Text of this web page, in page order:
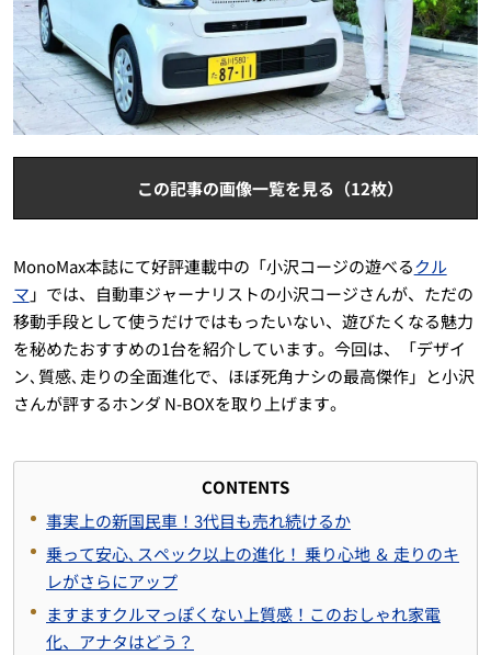
この記事の画像一覧を見る（12枚）
MonoMax本誌にて好評連載中の「小沢コージの遊べるクル
マ 」では、自動車ジャーナリストの小沢コージさんが、ただの
移動手段として使うだけではもったいない、遊びたくなる魅力
を秘めたおすすめの1台を紹介しています。今回は、「デザイ
ン､質感､走りの全面進化で、ほぼ死角ナシの最高傑作」と小沢
さんが評するホンダ N-BOXを取り上げます。
CONTENTS
事実上の新国民車！3代目も売れ続けるか
乗って安心､スペック以上の進化！ 乗り心地 ＆ 走りのキ
レがさらにアップ
ますますクルマっぽくない上質感！このおしゃれ家電
化、アナタはどう？